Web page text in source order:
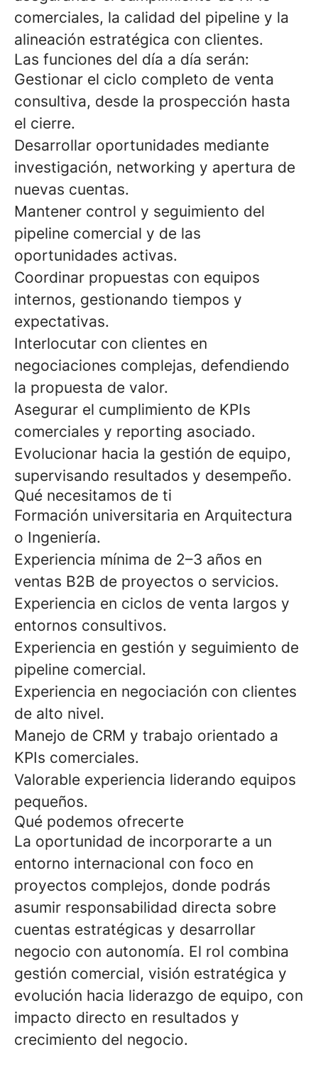
comerciales, la calidad del pipeline y la
alineación estratégica con clientes.
Las funciones del día a día serán:
Gestionar el ciclo completo de venta
consultiva, desde la prospección hasta
el cierre.
Desarrollar oportunidades mediante
investigación, networking y apertura de
nuevas cuentas.
Mantener control y seguimiento del
pipeline comercial y de las
oportunidades activas.
Coordinar propuestas con equipos
internos, gestionando tiempos y
expectativas.
Interlocutar con clientes en
negociaciones complejas, defendiendo
la propuesta de valor.
Asegurar el cumplimiento de KPIs
comerciales y reporting asociado.
Evolucionar hacia la gestión de equipo,
supervisando resultados y desempeño.
Qué necesitamos de ti
Formación universitaria en Arquitectura
o Ingeniería.
Experiencia mínima de 2–3 años en
ventas B2B de proyectos o servicios.
Experiencia en ciclos de venta largos y
entornos consultivos.
Experiencia en gestión y seguimiento de
pipeline comercial.
Experiencia en negociación con clientes
de alto nivel.
Manejo de CRM y trabajo orientado a
KPIs comerciales.
Valorable experiencia liderando equipos
pequeños.
Qué podemos ofrecerte
La oportunidad de incorporarte a un
entorno internacional con foco en
proyectos complejos, donde podrás
asumir responsabilidad directa sobre
cuentas estratégicas y desarrollar
negocio con autonomía. El rol combina
gestión comercial, visión estratégica y
evolución hacia liderazgo de equipo, con
impacto directo en resultados y
crecimiento del negocio.